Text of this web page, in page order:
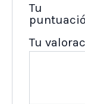
Tu
Tu